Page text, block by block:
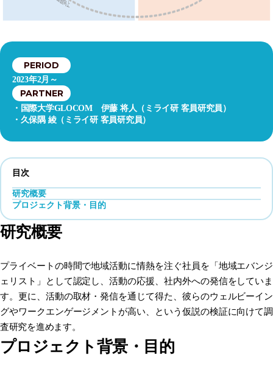
PERIOD
2023年2月～
PARTNER
国際大学GLOCOM 伊藤 将人（ミライ研 客員研究員）
久保隅 綾（ミライ研 客員研究員）
目次
研究概要
プロジェクト背景・目的
研究概要
プライベートの時間で地域活動に情熱を注ぐ社員を「地域エバンジ
ェリスト」として認定し、活動の応援、社内外への発信をしていま
す。更に、活動の取材・発信を通じて得た、彼らのウェルビーイン
グやワークエンゲージメントが高い、という仮説の検証に向けて調
査研究を進めます。
プロジェクト背景・目的